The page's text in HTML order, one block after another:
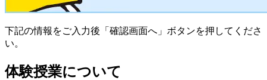
下記の情報をご入力後「確認画面へ」ボタンを押してくださ
い。
体験授業について